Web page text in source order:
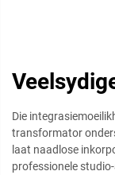
Die
transformator
laat naadlose
professionele